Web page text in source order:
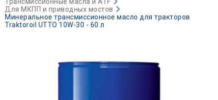
Для МКПП и приводных мостов
Минеральное трансмиссионное масло для тракторов
Traktoroil UTTO 10W-30 - 60 л